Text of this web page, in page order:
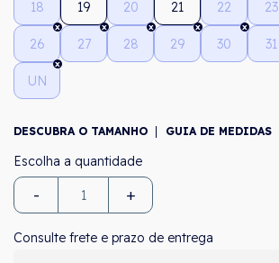
18 19 20 21 22 23
26 27 28 29 30 31
UN
DESCUBRA O TAMANHO GUIA DE MEDIDAS
- +
Consulte frete e prazo de entrega